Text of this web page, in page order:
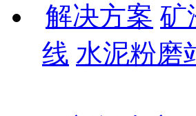
解决方案 矿
线 水泥粉磨